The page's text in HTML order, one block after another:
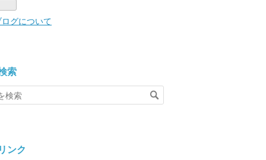
グについて
索
リンク